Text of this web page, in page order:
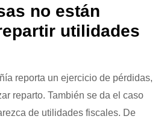
no están
utilidades
reporta un ejercicio de pérdidas,
reparto. También se da el caso
de utilidades fiscales. De